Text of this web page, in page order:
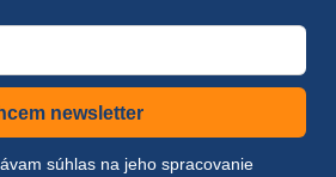
newsletter
súhlas na jeho spracovanie